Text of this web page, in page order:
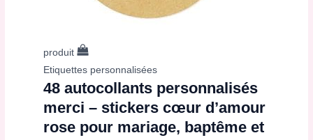
produit
Etiquettes personnalisées
48 autocollants personnalisés
merci – stickers cœur d’amour
rose pour mariage, baptême et